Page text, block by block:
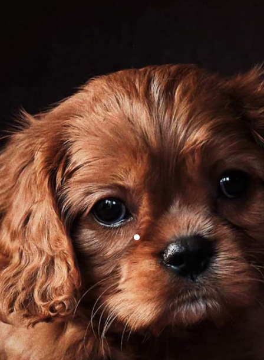
Prisijungimas prie klubo buvo vienas geriausių
sprendimų! Čia radau ne tik bendraminčių, bet ir
daug naudingos informacijos apie Kavalieriaus
Karaliaus Karolio spanielių auginimą bei priežiūrą.
Klubas organizuoja nuostabius renginius, kur galime
pasidalinti patirtimi ir džiaugtis šunų pasiekimais.
Jaučiuosi bendruomenės dalimi, kurioje kiekvienas
rūpinasi ne tik savo augintiniais, bet ir veislės
ateitimi.
Monika Žmuidienė Veislynas "Baltijos smaragdas"